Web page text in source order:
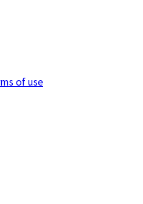
of use